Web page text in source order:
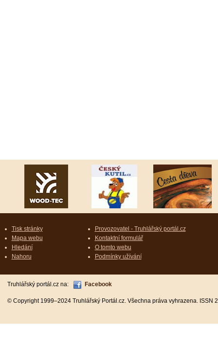
Tisk stránky
Mapa webu
Hledání
Nahoru
Provozovatel - Truhlářský portál.cz
Kontaktní formulář
O tomto webu
Podmínky užívání
Truhlářský portál.cz na: Facebook
© Copyright 1999–2024 Truhlářský Portál.cz. Všechna práva vyhrazena.